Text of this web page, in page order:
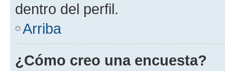
dentro del perfil.
Arriba
¿Cómo creo una encuesta?